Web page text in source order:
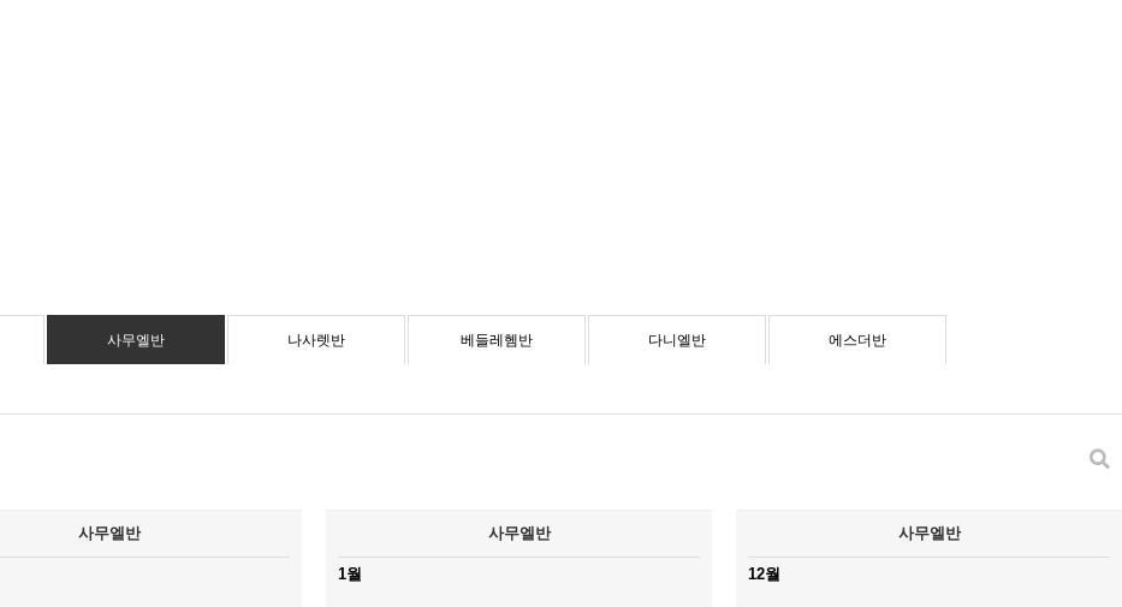
사무엘반 나사렛반 베들레헴반 다니엘반 에스더반
사무엘반 사무엘반
1월
사무엘반
12월